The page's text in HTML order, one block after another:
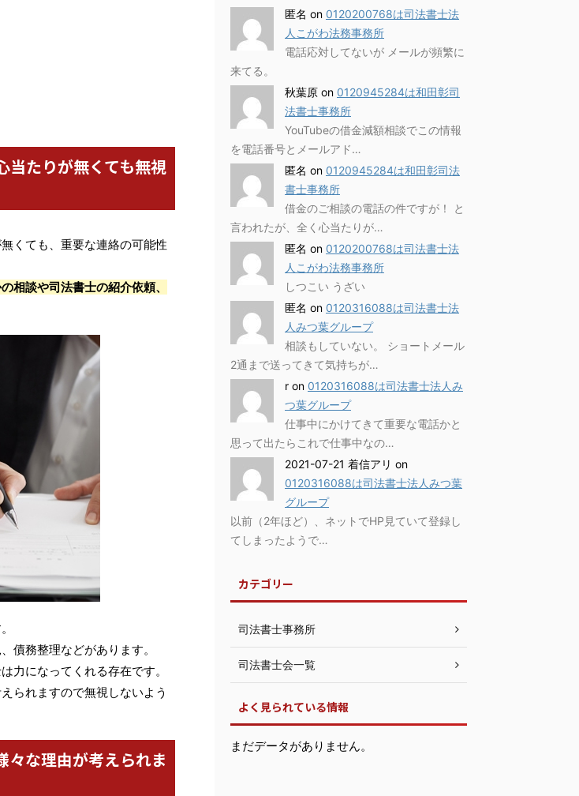
当たりが無くても無視
くても、重要な連絡の可能性
相談や司法書士の紹介依頼、
債務整理などがあります。
力になってくれる存在です。
られますので無視しないよう
々な理由が考えられま
匿名 on 0120200768は司法書士法
人こがわ法務事務所
電話応対してないが メールが頻繁に
来てる。
秋葉原 on 0120945284は和田彰司
法書士事務所
YouTubeの借金減額相談でこの情報
を電話番号とメールアド…
匿名 on 0120945284は和田彰司法
書士事務所
借金のご相談の電話の件ですが！ と
言われたが、全く心当たりが…
匿名 on 0120200768は司法書士法
人こがわ法務事務所
しつこい うざい
匿名 on 0120316088は司法書士法
人みつ葉グループ
相談もしていない。 ショートメール
2通まで送ってきて気持ちが…
r on 0120316088は司法書士法人み
つ葉グループ
仕事中にかけてきて重要な電話かと
思って出たらこれで仕事中なの…
2021-07-21 着信アリ on
0120316088は司法書士法人みつ葉
グループ
以前（2年ほど）、ネットでHP見ていて登録し
てしまったようで…
カテゴリー
司法書士事務所
司法書士会一覧
よく見られている情報
まだデータがありません。